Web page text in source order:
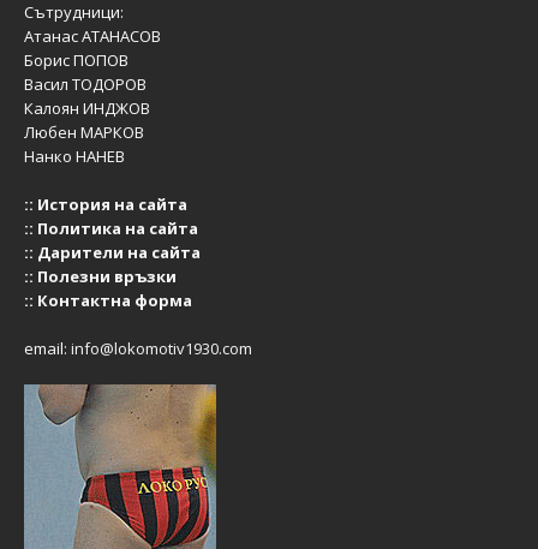
Сътрудници:
Атанас АТАНАСОВ
Борис ПОПОВ
Васил ТОДОРОВ
Калоян ИНДЖОВ
Любен МАРКОВ
Нанко НАНЕВ
:: История на сайта
:: Политика на сайта
:: Дарители на сайта
:: Полезни връзки
:: Контактна форма
email: info@lokomotiv1930.com